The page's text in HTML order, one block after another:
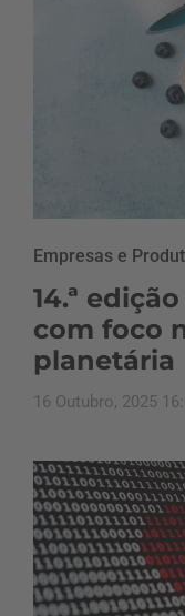
Empresas e
14.ª
com foco
planetária
16 Outubro, 2025